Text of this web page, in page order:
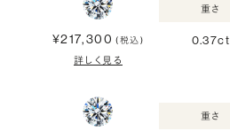
¥217,300 (税込)
詳しく見る
重さ
0.37ct
重さ